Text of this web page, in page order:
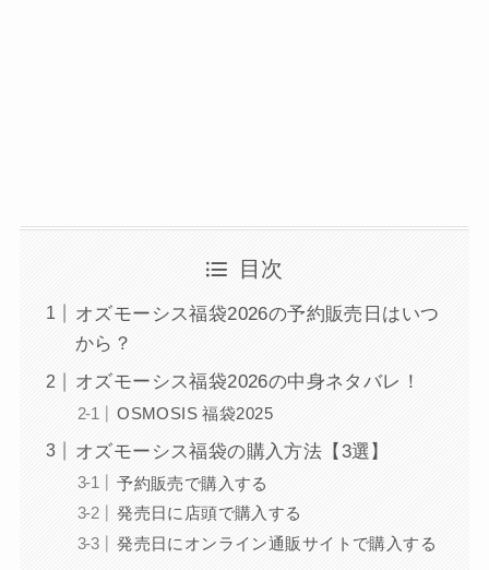
目次
オズモーシス福袋2026の予約販売日はいつ
から？
オズモーシス福袋2026の中身ネタバレ！
OSMOSIS 福袋2025
オズモーシス福袋の購入方法【3選】
予約販売で購入する
発売日に店頭で購入する
発売日にオンライン通販サイトで購入する